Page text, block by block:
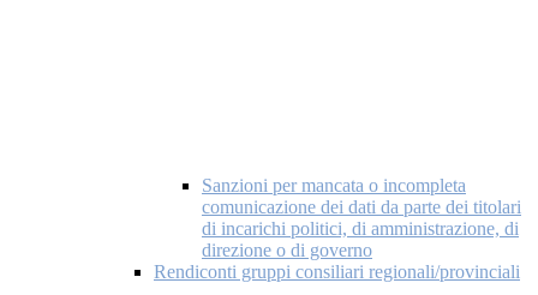
Sanzioni per mancata o incompleta
comunicazione dei dati da parte dei titolari
di incarichi politici, di amministrazione, di
direzione o di governo
Rendiconti gruppi consiliari regionali/provinciali